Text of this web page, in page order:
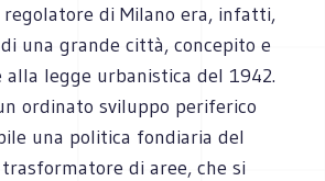
regolatore di Milano era, infatti,
una grande città, concepito e
legge urbanistica del 1942.
ordinato sviluppo periferico
una politica fondiaria del
di aree, che si